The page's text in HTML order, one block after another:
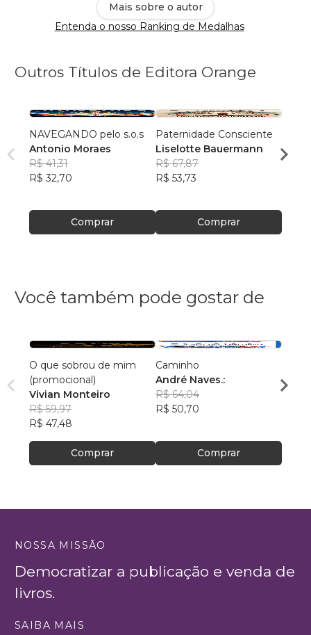
Mais sobre o autor
Entenda o nosso Ranking de Medalhas
Outros Títulos de Editora Orange
NAVEGANDO pelo s.o.s
Antonio Moraes
R$ 41,31
R$ 32,70
Comprar
Paternidade Consciente
Liselotte Bauermann
R$ 67,87
R$ 53,73
Comprar
Kelly
R$
Você também pode gostar de
O que sobrou de mim
(promocional)
Vivian Monteiro
R$ 59,97
R$ 47,48
Comprar
Caminho
André Naves.:
R$ 64,04
R$ 50,70
Comprar
R$
NOSSA MISSÃO
Democratizar a publicação e venda de
livros.
SAIBA MAIS